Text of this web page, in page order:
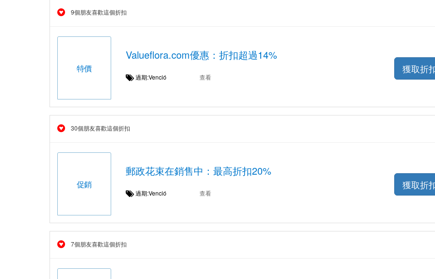
9個朋友喜歡這個折扣
特價
Valueflora.com優惠：折扣超過14%
過期:Venció 查看
獲取折
30個朋友喜歡這個折扣
促銷
郵政花束在銷售中：最高折扣20%
過期:Venció 查看
獲取折
7個朋友喜歡這個折扣